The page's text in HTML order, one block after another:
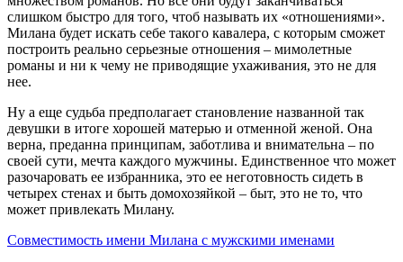
слишком быстро для того, чтоб называть их «отношениями».
Милана будет искать себе такого кавалера, с которым сможет
построить реально серьезные отношения – мимолетные
романы и ни к чему не приводящие ухаживания, это не для
нее.
Ну а еще судьба предполагает становление названной так
девушки в итоге хорошей матерью и отменной женой. Она
верна, преданна принципам, заботлива и внимательна – по
своей сути, мечта каждого мужчины. Единственное что может
разочаровать ее избранника, это ее неготовность сидеть в
четырех стенах и быть домохозяйкой – быт, это не то, что
может привлекать Милану.
Совместимость имени Милана с мужскими именами